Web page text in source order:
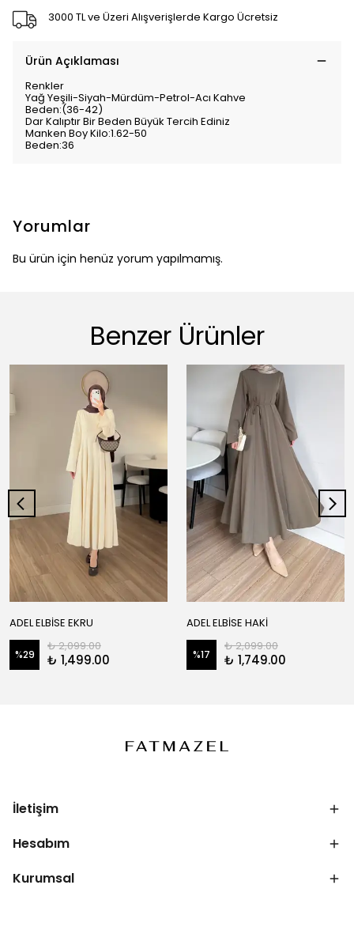
3000 TL ve Üzeri Alışverişlerde Kargo Ücretsiz
Ürün Açıklaması
Renkler
Yağ Yeşili-Siyah-Mürdüm-Petrol-Acı Kahve
Beden:(36-42)
Dar Kalıptır Bir Beden Büyük Tercih Ediniz
Manken Boy Kilo:1.62-50
Beden:36
Yorumlar
Bu ürün için henüz yorum yapılmamış.
Benzer Ürünler
ADEL ELBİSE EKRU
%29
₺ 2,099.00
₺ 1,499.00
ADEL ELBİSE HAKİ
%17
₺ 2,099.00
₺ 1,749.00
İletişim
Hesabım
Kurumsal